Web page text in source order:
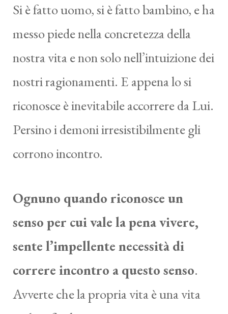
Si è fatto uomo, si è fatto bambino, e ha
messo piede nella concretezza della
nostra vita e non solo nell’intuizione dei
nostri ragionamenti. E appena lo si
riconosce è inevitabile accorrere da Lui.
Persino i demoni irresistibilmente gli
corrono incontro.
Ognuno quando riconosce un
senso per cui vale la pena vivere,
sente l’impellente necessità di
correre incontro a questo senso.
Avverte che la propria vita è una vita